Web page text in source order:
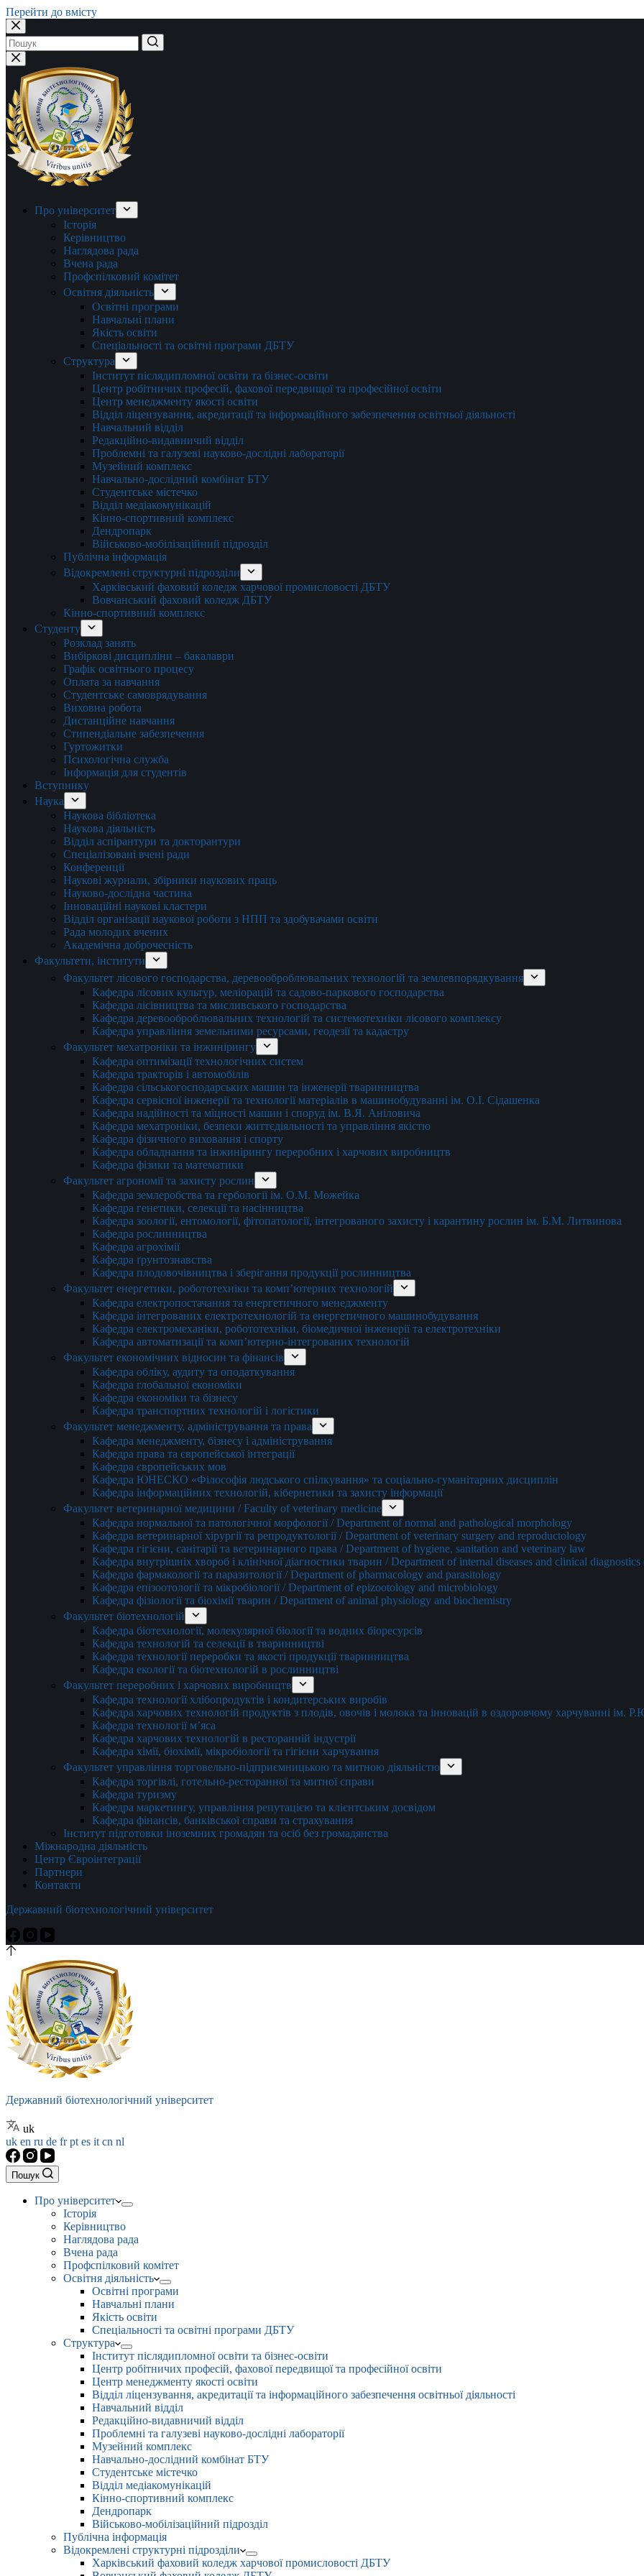
Перейти до вмісту
Немає
результатів
Про університет
Історія
Керівництво
Наглядова рада
Вчена рада
Профспілковий комітет
Освітня діяльність
Освітні програми
Навчальні плани
Якість освіти
Спеціальності та освітні програми ДБТУ
Структура
Інститут післядипломної освіти та бізнес-освіти
Центр робітничих професій, фахової передвищої та професійної освіти
Центр менеджменту якості освіти
Відділ ліцензування, акредитації та інформаційного забезпечення освітньої діяльності
Навчальний відділ
Редакційно-видавничий відділ
Проблемні та галузеві науково-дослідні лабораторії
Музейний комплекс
Навчально-дослідний комбінат БТУ
Студентське містечко
Відділ медіакомунікацій
Кінно-спортивний комплекс
Дендропарк
Військово-мобілізаційний підрозділ
Публічна інформація
Відокремлені структурні підрозділи
Харківський фаховий коледж харчової промисловості ДБТУ
Вовчанський фаховий коледж ДБТУ
Кінно-спортивний комплекс
Студенту
Розклад занять
Вибіркові дисципліни – бакалаври
Графік освітнього процесу
Оплата за навчання
Студентське самоврядування
Виховна робота
Дистанційне навчання
Стипендіальне забезпечення
Гуртожитки
Психологічна служба
Інформація для студентів
Вступнику
Наука
Наукова бібліотека
Наукова діяльність
Відділ аспірантури та докторантури
Спеціалізовані вчені ради
Конференції
Наукові журнали, збірники наукових праць
Науково-дослідна частина
Інноваційні наукові кластери
Відділ організації наукової роботи з НПП та здобувачами освіти
Рада молодих вчених
Академічна доброчесність
Факультети, інститути
Факультет лісового господарства, деревооброблювальних технологій та землевпорядкування
Кафедра лісових культур, меліорацій та садово-паркового господарства
Кафедра лісівництва та мисливського господарства
Кафедра деревооброблювальних технологій та системотехніки лісового комплексу
Кафедра управління земельними ресурсами, геодезії та кадастру
Факультет мехатроніки та інжинірингу
Кафедра оптимізації технологічних систем
Кафедра тракторів і автомобілів
Кафедра сільськогосподарських машин та інженерії тваринництва
Кафедра cервісної інженерії та технології матеріалів в машинобудуванні ім. О.І. Сідашенка
Кафедра надійності та міцності машин і споруд ім. В.Я. Аніловича
Кафедра мехатроніки, безпеки життєдіяльності та управління якістю
Кафедра фізичного виховання і спорту
Кафедра обладнання та інжинірингу переробних і харчових виробництв
Кафедра фізики та математики
Факультет агрономії та захисту рослин
Кафедра землеробства та гербології ім. О.М. Можейка
Кафедра генетики, селекції та насінництва
Кафедра зоології, ентомології, фітопатології, інтегрованого захисту і карантину рослин ім. Б.М. Литвинова
Кафедра рослинництва
Кафедра агрохімії
Кафедра ґрунтознавства
Кафедра плодовочівництва і зберігання продукції рослинництва
Факультет енергетики, робототехніки та комп’ютерних технологій
Кафедра електропостачання та енергетичного менеджменту
Кафедра інтегрованих електротехнологій та енергетичного машинобудування
Кафедра електромеханіки, робототехніки, біомедичної інженерії та електротехніки
Кафедра автоматизації та комп’ютерно-інтегрованих технологій
Факультет економічних відносин та фінансів
Кафедра обліку, аудиту та оподаткування
Кафедра глобальної економіки
Кафедра економіки та бізнесу
Кафедра транспортних технологій і логістики
Факультет менеджменту, адміністрування та права
Кафедра менеджменту, бізнесу і адміністрування
Кафедра права та європейської інтеграції
Кафедра європейських мов
Кафедра ЮНЕСКО «Філософія людського спілкування» та соціально-гуманітарних дисциплін
Кафедра інформаційних технологій, кібернетики та захисту інформації
Факультет ветеринарної медицини / Faculty of veterinary medicine
Кафедра нормальної та патологічної морфології / Department of normal and pathological morphology
Кафедра ветеринарної хірургії та репродуктології / Department of veterinary surgery and reproductology
Кафедра гігієни, санітарії та ветеринарного права / Department of hygiene, sanitation and veterinary law
Кафедра внутрішніх хвороб і клінічної діагностики тварин / Department of internal diseases and clinical
Кафедра фармакології та паразитології / Department of pharmacology and parasitology
Кафедра епізоотології та мікробіології / Department of epizootology and microbiology
Кафедра фізіології та біохімії тварин / Department of animal physiology and biochemistry
Факультет біотехнологій
Кафедра біотехнології, молекулярної біології та водних біоресурсів
Кафедра технологій та селекції в тваринництві
Кафедра технології переробки та якості продукції тваринництва
Кафедра екології та біотехнологій в рослинництві
Факультет переробних і харчових виробництв
Кафедра технології хлібопродуктів і кондитерських виробів
Кафедра харчових технологій продуктів з плодів, овочів і молока та інновацій в оздоровчому харчуванні ім.
Кафедра технології м’яса
Кафедра харчових технологій в ресторанній індустрії
Кафедра хімії, біохімії, мікробіології та гігієни харчування
Факультет управління торговельно-підприємницькою та митною діяльністю
Кафедра торгівлі, готельно-ресторанної та митної справи
Кафедра туризму
Кафедра маркетингу, управління репутацією та клієнтським досвідом
Кафедра фінансів, банківської справи та страхування
Інститут підготовки іноземних громадян та осіб без громадянства
Міжнародна діяльність
Центр Євроінтеграції
Партнери
Контакти
Державний біотехнологічний університет
Державний біотехнологічний університет
uk
uk en ru de frpt es it cn nl
Пошук
Про університет
Історія
Керівництво
Наглядова рада
Вчена рада
Профспілковий комітет
Освітня діяльність
Освітні програми
Навчальні плани
Якість освіти
Спеціальності та освітні програми ДБТУ
Структура
Інститут післядипломної освіти та бізнес-освіти
Центр робітничих професій, фахової передвищої та професійної освіти
Центр менеджменту якості освіти
Відділ ліцензування, акредитації та інформаційного забезпечення освітньої діяльності
Навчальний відділ
Редакційно-видавничий відділ
Проблемні та галузеві науково-дослідні лабораторії
Музейний комплекс
Навчально-дослідний комбінат БТУ
Студентське містечко
Відділ медіакомунікацій
Кінно-спортивний комплекс
Дендропарк
Військово-мобілізаційний підрозділ
Публічна інформація
Відокремлені структурні підрозділи
Харківський фаховий коледж харчової промисловості ДБТУ